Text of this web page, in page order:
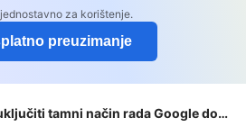
za korištenje.
preuzimanje
Kako uključiti tamni način rada Google dokumenata: Vodič korak po korak za 2026